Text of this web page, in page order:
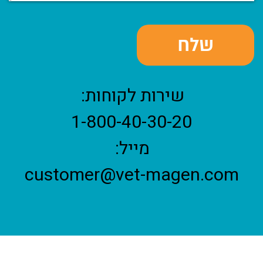
שירות לקוחות:
1-800-40-30-20
מייל:
customer@vet-magen.com